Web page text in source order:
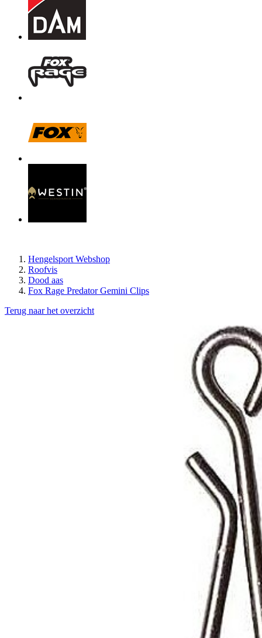
Hengelsport Webshop
Roofvis
Dood aas
Fox Rage Predator Gemini Clips
Terug naar het overzicht